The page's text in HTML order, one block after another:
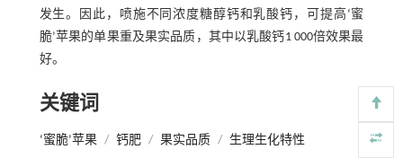
发生。因此，喷施不同浓度糖醇钙和乳酸钙，可提高‘蜜
脆’苹果的单果重及果实品质，其中以乳酸钙1 000倍效果最
好。
关键词
‘蜜脆’苹果 / 钙肥 / 果实品质 / 生理生化特性